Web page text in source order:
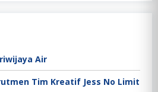
Air
Tim Kreatif Jess No Limit